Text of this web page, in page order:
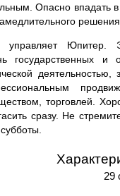
Опасно впадать
Юпитер.
государственных
торговлей.
сразу. Не
29